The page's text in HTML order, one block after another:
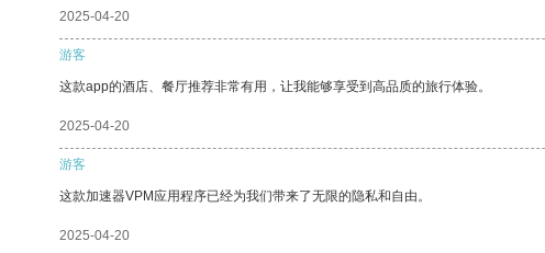
2025-04-20
游客
这款app的酒店、餐厅推荐非常有用，让我能够享受到高品质的旅行体验。
2025-04-20
游客
这款加速器VPM应用程序已经为我们带来了无限的隐私和自由。
2025-04-20